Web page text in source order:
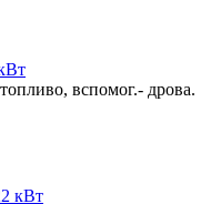
вспомог.- дрова.